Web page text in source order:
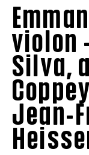
violon
Silva,
Jean-